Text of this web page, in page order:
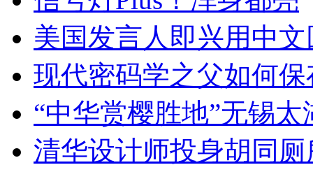
美国发言人即兴用中
现代密码学之父如何
“中华赏樱胜地”无锡
清华设计师投身胡同